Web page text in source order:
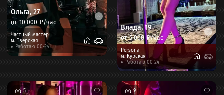
Ольга,27
от 10 000 ₽/час
Частный мастер
м. Тверская
Работаю 00-24
Влада,19
от5 000₽/час
Persona
м.Курская
Работаю 00-24
5 9